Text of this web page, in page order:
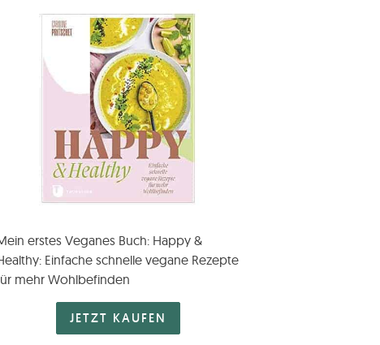
erstes Veganes Buch: Happy &
Einfache schnelle vegane Rezepte
mehr Wohlbefinden
JETZT KAUFEN